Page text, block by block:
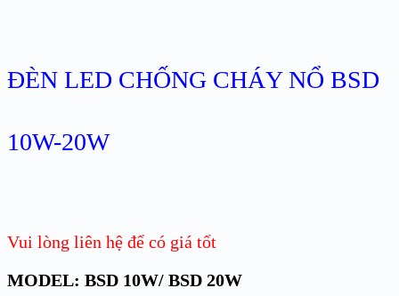
ĐÈN LED CHỐNG CHÁY NỔ BSD
10W-20W
Vui lòng liên hệ để có giá tốt
MODEL: BSD 10W/ BSD 20W